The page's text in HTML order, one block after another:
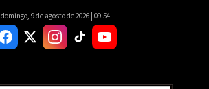
domingo, 9 de agosto de 2026 | 09:54